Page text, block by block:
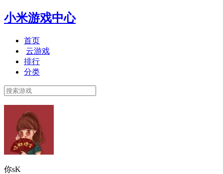
小米游戏中心
首页
云游戏
排行
分类
你sK